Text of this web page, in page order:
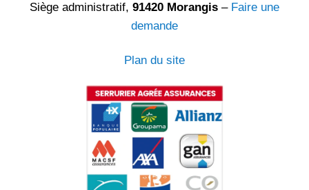
Siège administratif, 91420 Morangis – Faire une
demande
Plan du site